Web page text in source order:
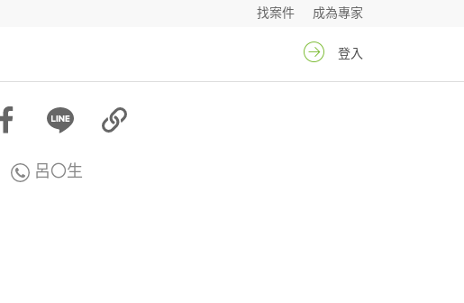
成為專家
找案件
登入
呂〇生